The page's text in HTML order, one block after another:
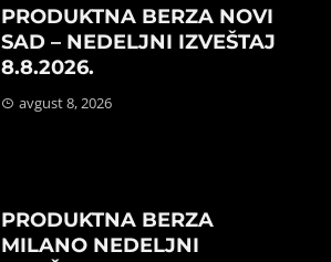
PRODUKTNA BERZA NOVI
SAD – NEDELJNI IZVEŠTAJ
8.8.2026.
avgust 8, 2026
PRODUKTNA BERZA
MILANO NEDELJNI